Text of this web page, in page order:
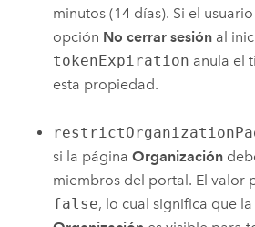
minutos (14 días). Si el
opción No cerrar sesión al
tokenExpiration anula el
esta propiedad.
si la páginaOrganización
miembros del portal. El valor
false, lo cual significa que